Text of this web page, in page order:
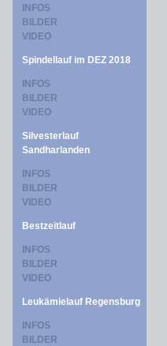
INFOS
BILDER
VIDEO
Spindellauf im DEZ 2018
INFOS
BILDER
VIDEO
Silvesterlauf
Sandharlanden
INFOS
BILDER
VIDEO
Bestzeitlauf
INFOS
BILDER
VIDEO
Leukämielauf Regensburg
INFOS
BILDER